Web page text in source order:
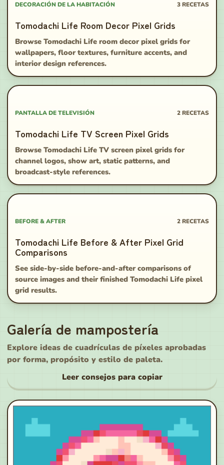
DECORACIÓN DE LA HABITACIÓN 3RECETAS
Tomodachi Life Room Decor Pixel Grids
Browse Tomodachi Life room decor pixel grids for
wallpapers, floor textures, furniture accents, and
interior design references.
PANTALLA DE TELEVISIÓN 2RECETAS
Tomodachi Life TV Screen Pixel Grids
Browse Tomodachi Life TV screen pixel grids for
channel logos, show art, static patterns, and
broadcast-style references.
BEFORE & AFTER 2RECETAS
Tomodachi Life Before & After Pixel Grid
Comparisons
See side-by-side before-and-after comparisons of
source images and their finished Tomodachi Life pixel
grid results.
Galería de mampostería
Explore ideas de cuadrículas de píxeles aprobadas
por forma, propósito y estilo de paleta.
Leer consejos para copiar